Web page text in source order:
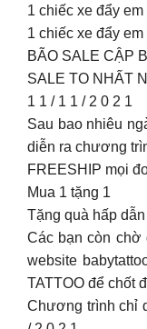
1 chiếc xe đẩy
1 chiếc xe đẩy
BÃO SALE CẬP
SALE TO NHẤT
1 1 / 1 1 / 2 0 2 1
Sau bao nhiêu
diễn ra chương
FREESHIP mọi
Mua 1 tặng 1
Tặng quà hấp
Các bạn còn chờ
website
TATTOO để chốt
Chương trình chỉ